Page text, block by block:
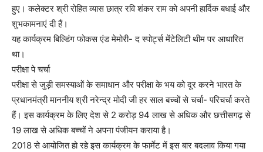
हुए। कलेक्टर श्री रोहित व्यास छात्र रवि शंकर राम को अपनी हार्दिक बधाई और
शुभकामनाएं दी हैं।
यह कार्यक्रम बिल्डिंग फोकस एंड मेमोरी- द स्पोर्ट्स मेंटेलिटी थीम पर आधारित
था।
परीक्षा पे चर्चा
परीक्षा से जुड़ी समस्याओं के समाधान और परीक्षा के भय को दूर करने भारत के
प्रधानमंत्री माननीय श्री नरेन्द्र मोदी जी हर साल बच्चों से चर्चा- परिचर्चा करते
हैं। इस कार्यक्रम के लिए देश से 2 करोड़ 94 लाख से अधिक और छत्तीसगढ़ से
19 लाख से अधिक बच्चों ने अपना पंजीयन कराया है।
2018 से आयोजित हो रहे इस कार्यक्रम के फार्मेट में इस बार बदलाव किया गया